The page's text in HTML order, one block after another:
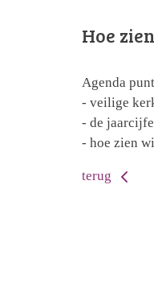
Hoe
Agenda
- veilige
- de
- hoe zien
terug